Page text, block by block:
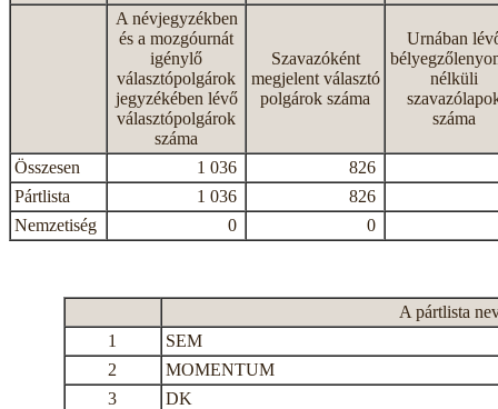
A névjegyzékben
és a mozgóurnát
igénylő
választópolgárok
jegyzékében lévő
választópolgárok
száma
Szavazóként
megjelent választó
polgárok száma
Urnában
nélküli
száma
Összesen 1 036
826
Pártlista
1 036
826
Nemzetiség
0 0
A pártlista
1
SEM
2
MOMENTUM
3
DK